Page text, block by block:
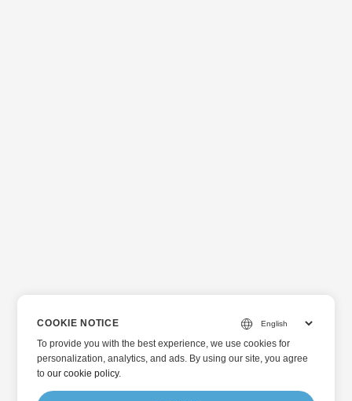
COOKIE NOTICE
To provide you with the best experience, we use cookies for
personalization, analytics, and ads. By using our site, you agree
toour cookie policy.